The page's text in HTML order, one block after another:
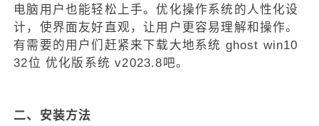
电脑用户也能轻松上手。优化操作系统的人性化设
计，使界面友好直观，让用户更容易理解和操作。
有需要的用户们赶紧来下载大地系统 ghost win10
32位 优化版系统 v2023.8吧。
二、安装方法